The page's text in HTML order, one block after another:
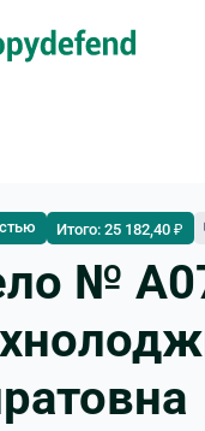
Итого: 25 182,40 ₽
№